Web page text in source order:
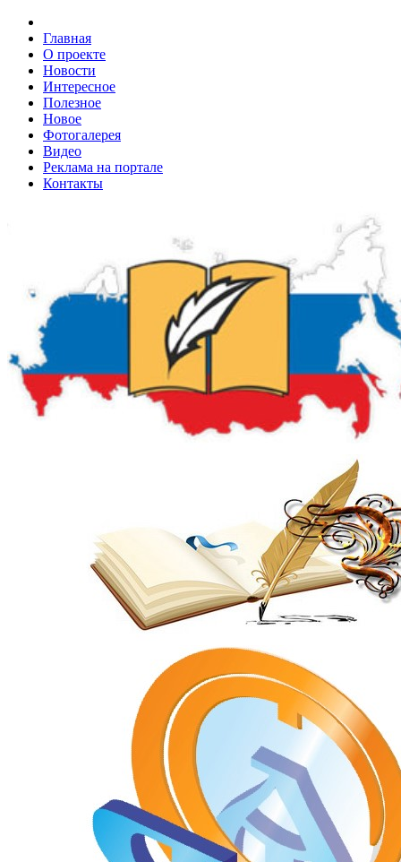
Главная
О проекте
Новости
Интересное
Полезное
Новое
Фотогалерея
Видео
Реклама на портале
Контакты